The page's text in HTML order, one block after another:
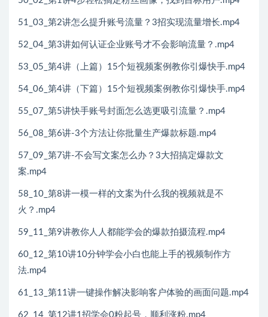
51_03_第2讲怎么提升账号流量？3招实现流量增长.mp4
52_04_第3讲如何认证企业账号才不会影响流量？.mp4
53_05_第4讲（上篇）15个短视频案例教你引爆快手.mp4
54_06_第4讲（下篇）15个短视频案例教你引爆快手.mp4
55_07_第5讲快手账号封面怎么选更吸引流量？.mp4
56_08_第6讲-3个方法让你批量生产爆款标题.mp4
57_09_第7讲-不会写文案怎么办？3大招搞定爆款文
案.mp4
58_10_第8讲一模一样的文案为什么我的视频就是不
火？.mp4
59_11_第9讲教你人人都能学会的爆款拍摄流程.mp4
60_12_第10讲10分钟学会小白也能上手的视频制作方
法.mp4
61_13_第11讲一键操作解决影响客户体验的画面问题.mp4
62_14_第12讲1招学会0粉起号，顺利涨粉.mp4